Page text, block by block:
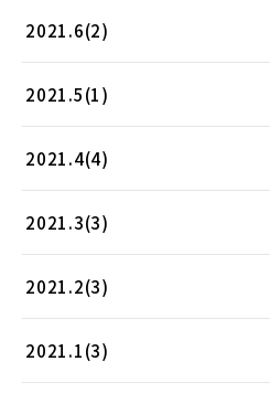
2021.6(2)
2021.5(1)
2021.4(4)
2021.3(3)
2021.2(3)
2021.1(3)